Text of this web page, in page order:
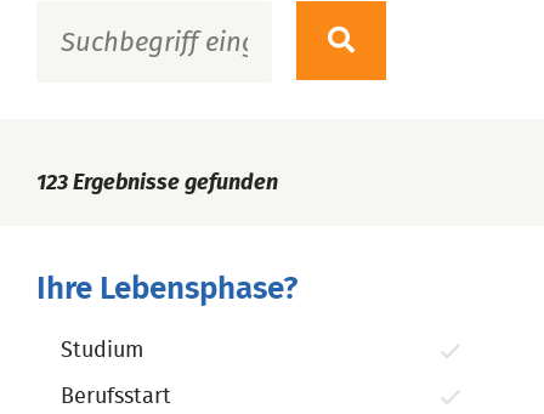
123 Ergebnisse gefunden
Ihre Lebensphase?
Studium
Berufsstart